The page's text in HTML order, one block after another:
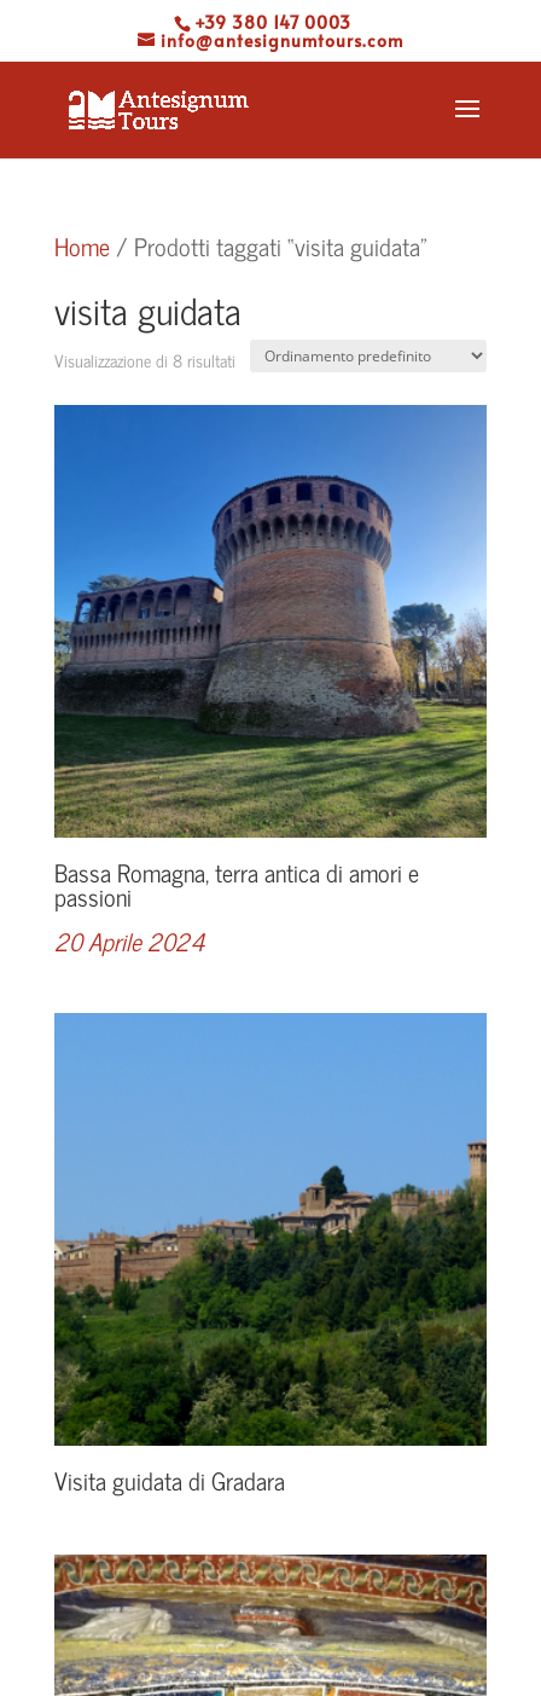
+39 380 147 0003
info@antesignumtours.com
Home/ Prodotti taggati “visita guidata”
visita guidata
Visualizzazione di 8 risultati
Bassa Romagna, terra antica di amori e
passioni
20 Aprile 2024
Visita guidata di Gradara